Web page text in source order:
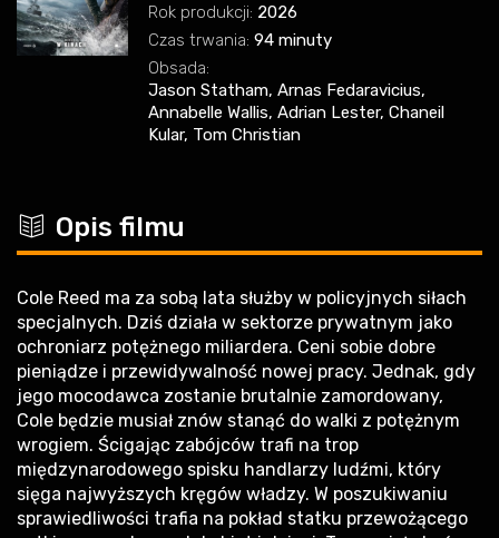
Rok produkcji: 2026
Czas trwania: 94 minuty
Obsada:
Jason Statham, Arnas Fedaravicius,
Annabelle Wallis, Adrian Lester, Chaneil
Kular, Tom Christian
c Opis filmu
Cole Reed ma za sobą lata służby w policyjnych siłach
specjalnych. Dziś działa w sektorze prywatnym jako
ochroniarz potężnego miliardera. Ceni sobie dobre
pieniądze i przewidywalność nowej pracy. Jednak, gdy
jego mocodawca zostanie brutalnie zamordowany,
Cole będzie musiał znów stanąć do walki z potężnym
wrogiem. Ścigając zabójców trafi na trop
międzynarodowego spisku handlarzy ludźmi, który
sięga najwyższych kręgów władzy. W poszukiwaniu
sprawiedliwości trafia na pokład statku przewożącego